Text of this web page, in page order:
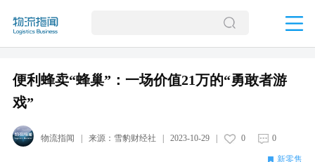
便利蜂卖“蜂巢”：一场价值21万的“勇敢者游
戏”
物流指闻 | 来源： 雪豹财经社 2023-10-29| 0 0
新零售